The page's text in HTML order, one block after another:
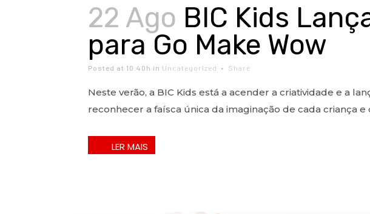
22 Ago BIC Kids
para Go Make Wow
Posted at 10:40h in Uncategorized Share
Neste verão, a BIC Kids está a acender a criatividade e a
reconhecer a faísca única da imaginação de cada criança